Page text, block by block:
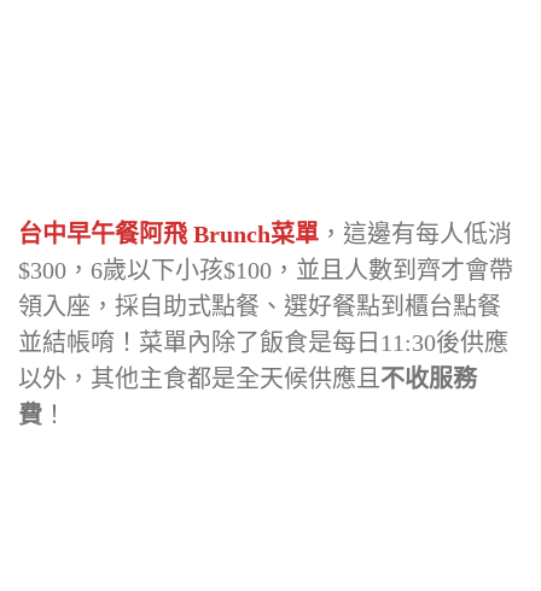
台中早午餐阿飛 Brunch菜單 ，這邊有每人低消
$300，6歲以下小孩$100，並且人數到齊才會帶
領入座，採自助式點餐、選好餐點到櫃台點餐
並結帳唷！菜單內除了飯食是每日11:30後供應
以外，其他主食都是全天候供應且 不收服務
費 ！